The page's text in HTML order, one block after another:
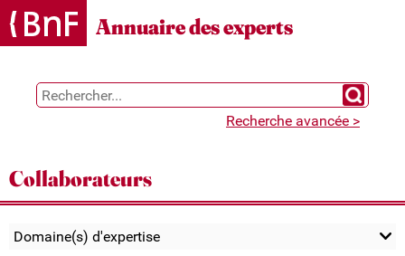
Gestion des cookies
Annuaire des experts
Chercher
Recherche avancée >
Collaborateurs
Domaine(s) d'expertise